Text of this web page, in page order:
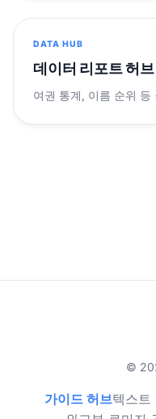
DATA HUB
데이터 리포트 허브
여권 통계, 이름 순위
©
가이드 허브텍스트